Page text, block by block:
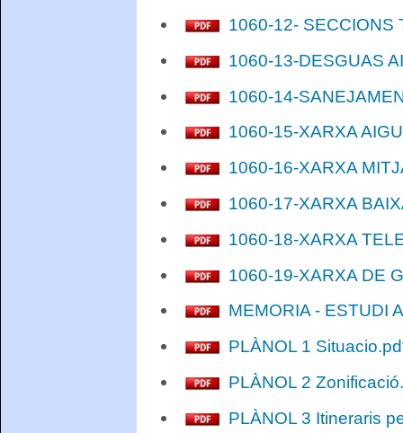
1060-12- SECCIONS
1060-13-DESGUAS
1060-14-
1060-15-XARXA
1060-16-XARXA
1060-17-XARXA
1060-18-XARXA
1060-19-XARXA DE
MEMORIA - ESTUDI
PLÀNOL 1
PLÀNOL 2
PLÀNOL 3 Itineraris